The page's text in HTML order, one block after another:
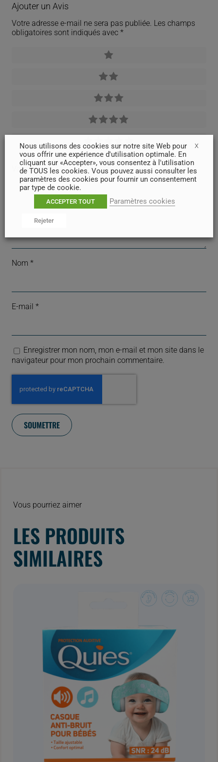
Ajouter un Avis
Votre adresse e-mail ne sera pas publiée. Les champs
obligatoires sont indiqués avec *
Votre avis*
Nom *
E-mail *
Enregistrer mon nom, mon e-mail et mon site dans le
navigateur pour mon prochain commentaire.
Vous pourriez aimer
LES PRODUITS
SIMILAIRES
X
Nous utilisons des cookies sur notre site Web pour
vous offrir une expérience d'utilisation optimale. En
cliquant sur «Accepter», vous consentez à l'utilisation
de TOUS les cookies. Vous pouvez aussi consulter les
paramètres des cookies pour fournir un consentement
par type de cookie.
ACCEPTER TOUT Paramètres cookies
Rejeter